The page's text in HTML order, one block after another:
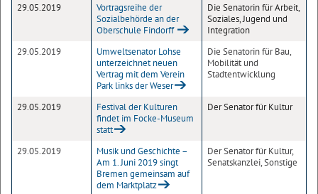
29.05.2019
Vortragsreihe der
Sozialbehörde an der
Oberschule Findorff
Die Senatorin für Arbeit,
Soziales, Jugend und
Integration
29.05.2019
Umweltsenator Lohse
unterzeichnet neuen
Vertrag mit dem Verein
Park links der Weser
Die Senatorin für Bau,
Mobilität und
Stadtentwicklung
29.05.2019
Festival der Kulturen
findet im Focke-Museum
statt
Der Senator für Kultur
29.05.2019
Musik und Geschichte –
Am 1. Juni 2019 singt
Bremen gemeinsam auf
dem Marktplatz
Der Senator für Kultur,
Senatskanzlei, Sonstige